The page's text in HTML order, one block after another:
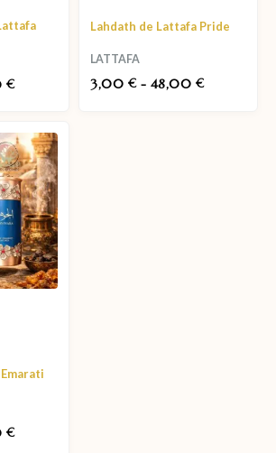
€
Lahdath de Lattafa Pride
LATTAFA
3,00 € - 48,00 €
€